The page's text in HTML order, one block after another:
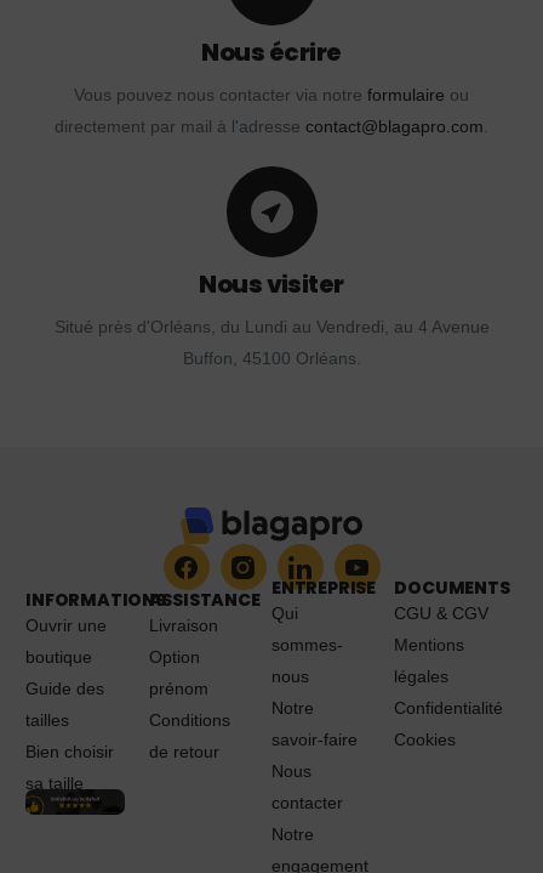
Nous écrire
Vous pouvez nous contacter via notre formulaire ou
directement par mail à l'adresse contact@blagapro.com.
Nous visiter
Situé près d'Orléans, du Lundi au Vendredi, au 4 Avenue
Buffon, 45100 Orléans.
INFORMATIONS
Ouvrir une
boutique
Guide des
tailles
Bien choisir
sa taille
ASSISTANCE
Livraison
Option
prénom
Conditions
de retour
ENTREPRISE
Qui
sommes-
nous
Notre
savoir-faire
Nous
contacter
Notre
engagement
DOCUMENTS
CGU & CGV
Mentions
légales
Confidentialité
Cookies